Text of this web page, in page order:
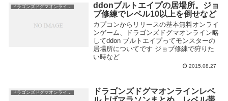
ddonブルトエイプの居場所。ジョ
ブ修練でレベル10以上を倒せなど
カプコンからリリースの基本無料オンライ
ンゲーム、ドラゴンズドグマオンライン略
してddon ブルトエイプってモンスターの
居場所についてです ジョブ修練で狩りた
い時など
2015.08.27
ドラゴンズドグマオンラインレベ